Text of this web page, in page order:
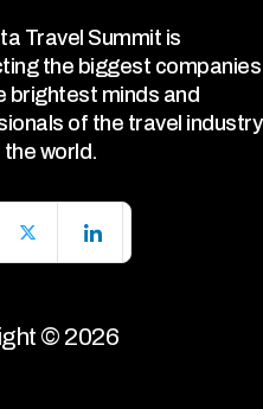
Travel Summit is
the biggest companies
brightest minds and
of the travel industry
world.
© 2026